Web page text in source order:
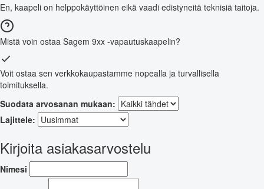
En, kaapeli on helppokäyttöinen eikä vaadi edistyneitä teknisiä taitoja.
Mistä voin ostaa Sagem 9xx -vapautuskaapelin?
Voit ostaa sen verkkokaupastamme nopealla ja turvallisella
toimituksella.
Suodata arvosanan mukaan:
Lajittele:
Kirjoita asiakasarvostelu
Nimesi